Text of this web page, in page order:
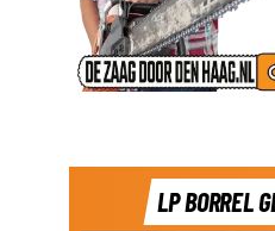
LP BORREL